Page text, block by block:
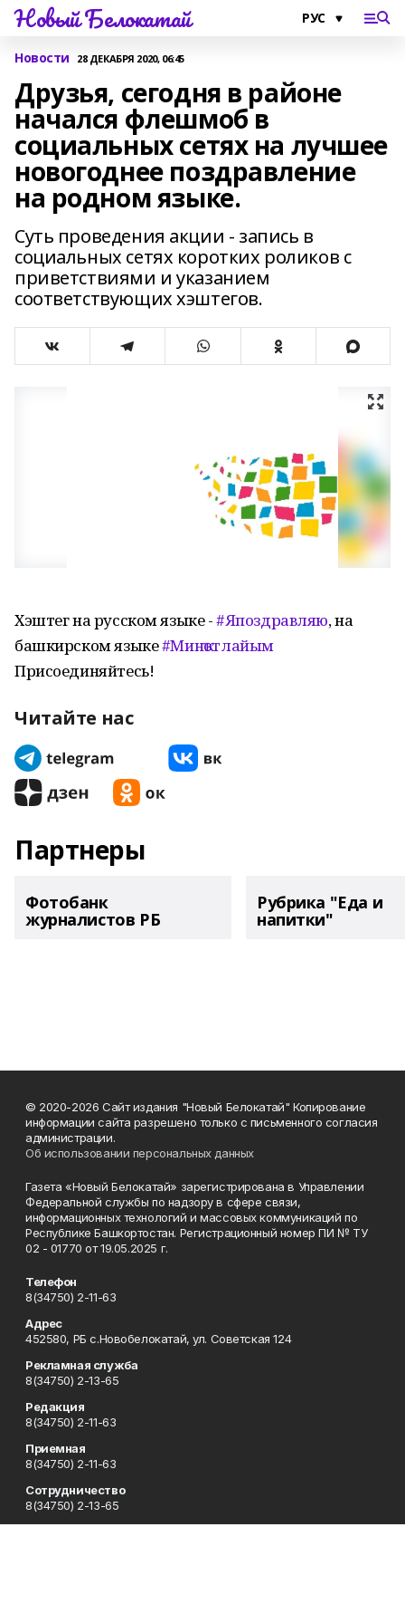
Новый Белокатай
Новости 28 ДЕКАБРЯ 2020, 06:45
Друзья, сегодня в районе
начался флешмоб в
социальных сетях на лучшее
новогоднее поздравление
на родном языке.
Суть проведения акции - запись в
социальных сетях коротких роликов с
приветствиями и указанием
соответствующих хэштегов.
Хэштег на русском языке -#Япоздравляю, на
башкирском языке#Минҡотлайым
Присоединяйтесь!
Читайте нас
Партнеры
Фотобанк
журналистов РБ
Рубрика "Еда и
напитки"
© 2020-2026 Сайт издания "Новый Белокатай" Копирование
информации сайта разрешено только с письменного согласия
администрации.
Об использовании персональных данных
Газета «Новый Белокатай» зарегистрирована в Управлении
Федеральной службы по надзору в сфере связи,
информационных технологий и массовых коммуникаций по
Республике Башкортостан. Регистрационный номер ПИ № ТУ
02 - 01770 от 19.05.2025 г.
Телефон
8(34750) 2-11-63
Адрес
452580, РБ с.Новобелокатай, ул. Советская 124
Рекламная служба
8(34750) 2-13-65
Редакция
8(34750) 2-11-63
Приемная
8(34750) 2-11-63
Сотрудничество
8(34750) 2-13-65